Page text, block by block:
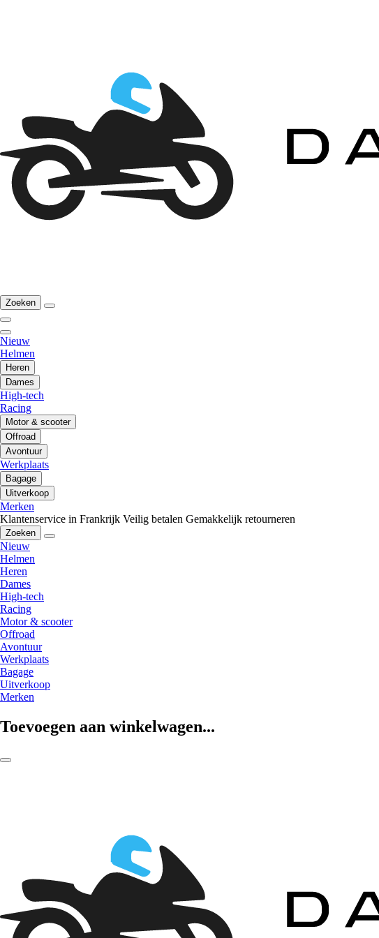
Zoeken
Nieuw
Helmen
Heren
Dames
High-tech
Racing
Motor & scooter
Offroad
Avontuur
Werkplaats
Bagage
Uitverkoop
Merken
Klantenservice in Frankrijk Veilig betalen Gemakkelijk retourneren
Zoeken
Nieuw
Helmen
Heren
Dames
High-tech
Racing
Motor & scooter
Offroad
Avontuur
Werkplaats
Bagage
Uitverkoop
Merken
Toevoegen aan winkelwagen...